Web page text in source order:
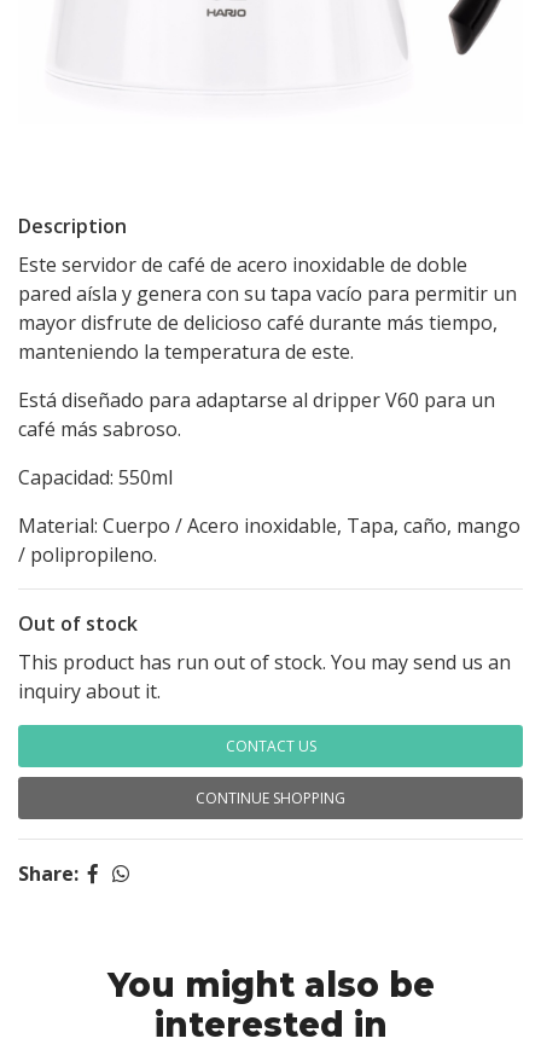
Description
Este servidor de café de acero inoxidable de doble
pared aísla y genera con su tapa vacío para permitir un
mayor disfrute de delicioso café durante más tiempo,
manteniendo la temperatura de este.
Está diseñado para adaptarse al dripper V60 para un
café más sabroso.
Capacidad: 550ml
Material: Cuerpo / Acero inoxidable, Tapa, caño, mango
/ polipropileno.
Out of stock
This product has run out of stock. You may send us an
inquiry about it.
CONTACT US
CONTINUE SHOPPING
Share:
You might also be
interested in